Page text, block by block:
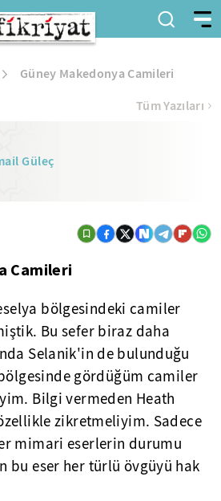
Güney Makedonya Camileri
Güleç
Tüm Yazıları
Camileri
bölgesindeki camiler
Bu sefer biraz daha
Selanik'in de bulunduğu
gördüğüm camiler
Bilgi vermeden Heath
zikretmeliyim. Sadece
mimari eserlerin durumu
bu eser her türlü övgüyü hak